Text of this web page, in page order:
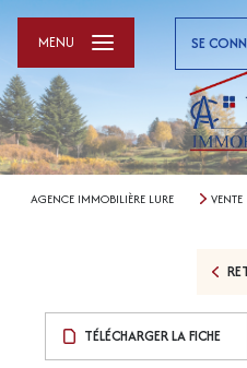
SE
MENU
AGENCE IMMOBILIÈRE LURE VENTE
TÉLÉCHARGER LA FICHE